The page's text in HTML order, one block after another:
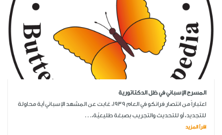
المسرح الإسباني في ظل الدكتاتورية
اعتباراً من انتصار فرانكو في العام 1939، غابت عن المشهد الإسباني أية محاولة
للتجديد، أو للتحديث والتجريب بصبغة طليعيّة،...
اقرأ المزيد